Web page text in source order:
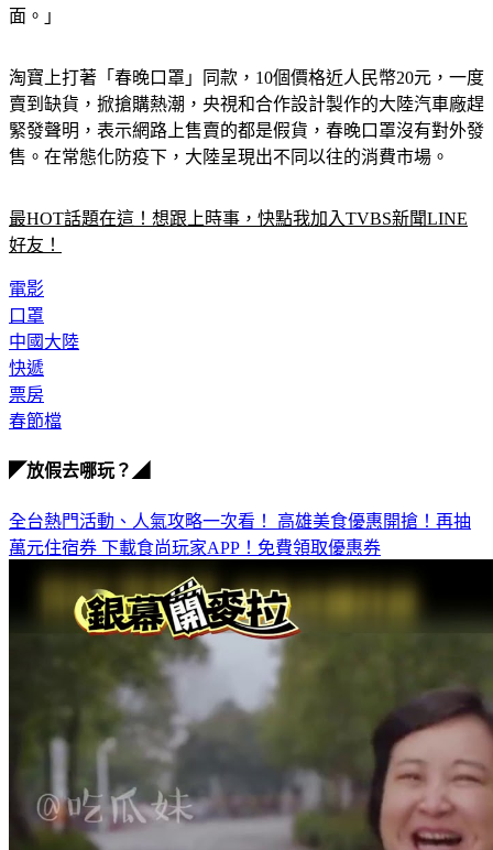
面。」
淘寶上打著「春晚口罩」同款，10個價格近人民幣20元，一度
賣到缺貨，掀搶購熱潮，央視和合作設計製作的大陸汽車廠趕
緊發聲明，表示網路上售賣的都是假貨，春晚口罩沒有對外發
售。在常態化防疫下，大陸呈現出不同以往的消費市場。
最HOT話題在這！想跟上時事，快點我加入TVBS新聞LINE
好友！
電影
口罩
中國大陸
快遞
票房
春節檔
◤放假去哪玩？◢
全台熱門活動、人氣攻略一次看！ 高雄美食優惠開搶！再抽
萬元住宿券 下載食尚玩家APP！免費領取優惠券